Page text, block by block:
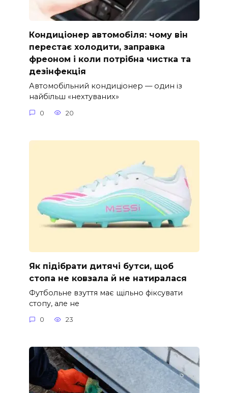
Кондиціонер автомобіля: чому він
перестає холодити, заправка
фреоном і коли потрібна чистка та
дезінфекція
Автомобільний кондиціонер — один із
найбільш «нехтуваних»
0 20
Як підібрати дитячі бутси, щоб
стопа не ковзала й не натиралася
Футбольне взуття має щільно фіксувати
стопу, але не
0 23